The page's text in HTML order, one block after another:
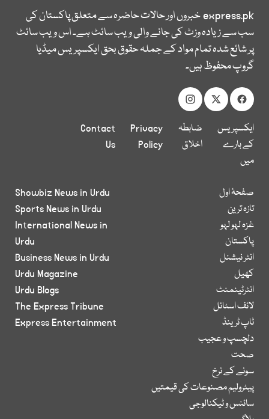
express.pkخبروں اور حالات حاضرہ سے متعلق پاکستان کی
سب سے زیادہ وزٹ کی جانے والی ویب سائٹ ہے۔ اس ویب سائٹ
پر شائع شدہ تمام مواد کے جملہ حقوق بحق ایکسپریس میڈیا
گروپ محفوظ ہیں۔
ایکسپریس
کے بارے
میں
ضابطہ
اخلاق
Privacy
Policy
Contact
Us
صفحۂ اول
تازہ ترین
غزہ لہو لہو
پاکستان
انٹر نیشنل
کھیل
انٹرٹینمنٹ
لائف اسٹائل
ٹاپ ٹرینڈ
دلچسپ و عجیب
صحت
سونے کے نرخ
پیٹرولیم مصنوعات کی قیمتیں
سائنس و ٹیکنالوجی
Showbiz News in Urdu
Sports News in Urdu
International News in
Urdu
Business News in Urdu
Urdu Magazine
Urdu Blogs
The Express Tribune
Express Entertainment